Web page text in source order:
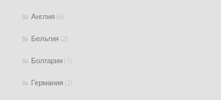
Англия (6)
Бельгия (2)
Болгария (1)
Германия (2)